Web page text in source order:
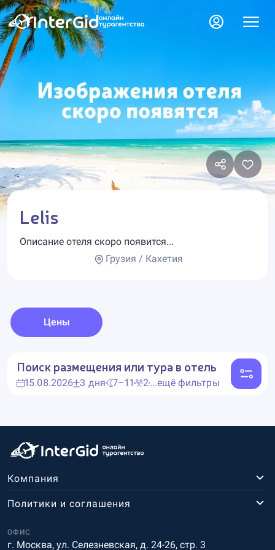
Lelis
Описание отеля скоро появится...
Грузия / Кахетия
Цены
Поиск размещения или тура в отель
15.08.2026 3 дня 7–11 2...ещё фильтры
Компания
ОФИС
г. Москва, ул. Селезневская, д. 24-26, стр. 3
Политики и соглашения